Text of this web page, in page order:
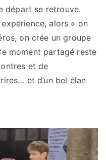
départ se retrouve.
alors « on
on crée un groupe
moment partagé reste
et de
et d’un bel élan